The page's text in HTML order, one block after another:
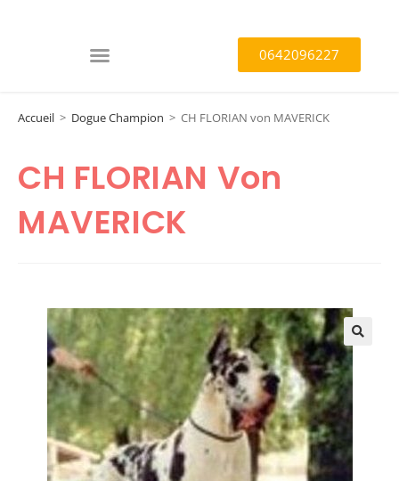
0642096227
Accueil > Dogue Champion > CH FLORIAN von MAVERICK
CH FLORIAN Von
MAVERICK
🔍